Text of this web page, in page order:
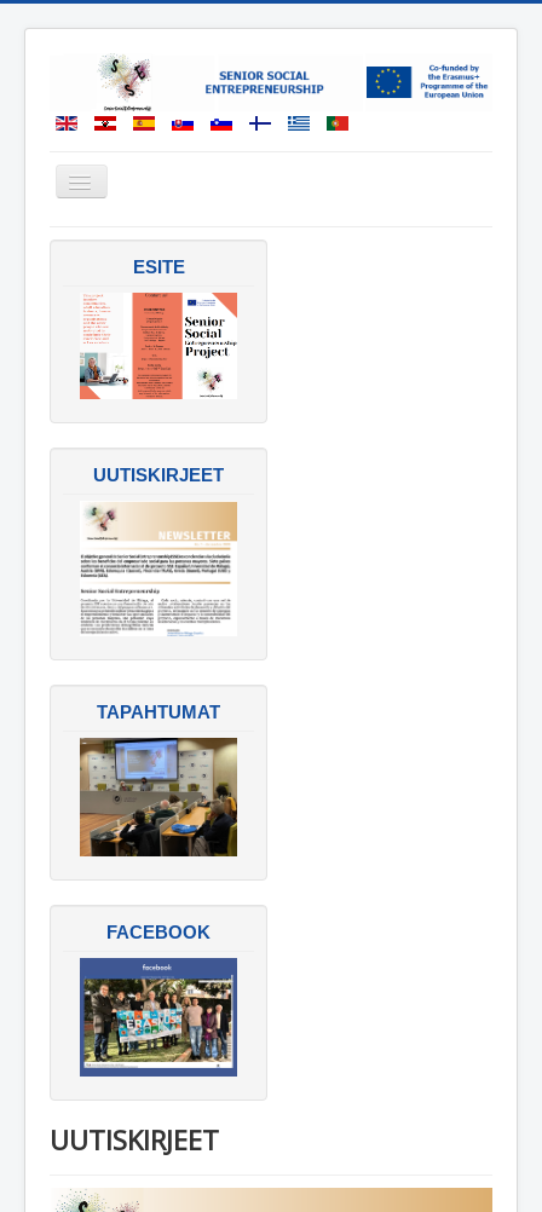
Vaihda
navigointi
HANKE
HANKEKUMPPANIT
YHTEYSTIEDOT
ESITE
UUTISKIRJEET
TAPAHTUMAT
FACEBOOK
UUTISKIRJEET